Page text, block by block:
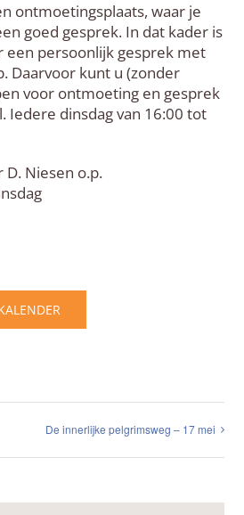
ontmoetingsplaats, waar je
goed gesprek. In dat kader is
een persoonlijk gesprek met
Daarvoor kunt u (zonder
voor ontmoeting en gesprek
Iedere dinsdag van 16:00 tot
D. Niesen o.p.
De innerlijke pelgrimsweg – 17 mei